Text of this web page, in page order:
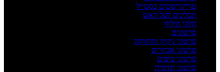
טרייגריסטים בסטייל
תבלינים לעל האש
חלקי חילוף
סרטונים
סרטוני ניקיון ותחזוקה
סרטוני אביזרים
סרטוני טיפים
סרטוני תדמית